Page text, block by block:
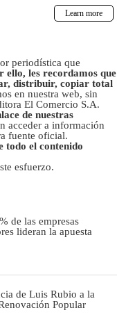
periodística que
ello, les recordamos que
distribuir, copiar total
en nuestra web, sin
El Comercio S.A.
de nuestras
acceder a información
fuente oficial.
todo el contenido
esfuerzo.
de las empresas
lideran la apuesta
de Luis Rubio a la
Popular